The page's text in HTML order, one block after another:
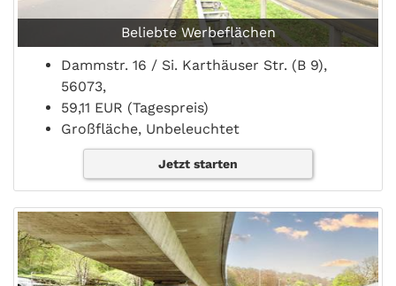
Beliebte Werbeflächen
Dammstr. 16 / Si. Karthäuser Str. (B 9),
56073,
59,11 EUR (Tagespreis)
Großfläche, Unbeleuchtet
Jetzt starten